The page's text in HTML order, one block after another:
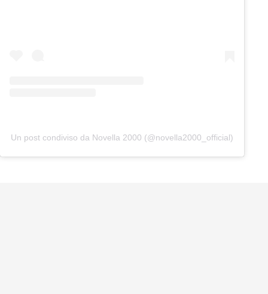
Un post condiviso da Novella 2000 (@novella2000_official)